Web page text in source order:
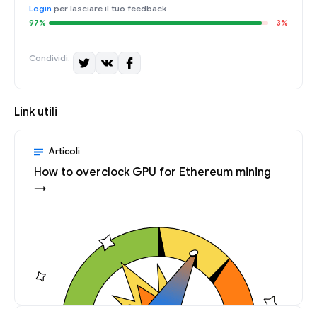
Login per lasciare il tuo feedback
97% 3%
Condividi:
Link utili
Articoli
How to overclock GPU for Ethereum mining
→